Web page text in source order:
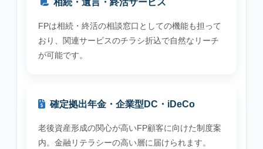
相続・遺言・終活サービス
FPは相続・終活の相談窓口としての機能も担って
おり、関連サービスのチラシ折込で自然なリーチ
が可能です。
確定拠出年金・企業型DC・iDeCo
老後資産形成の関心が高いFP顧客に向けた制度案
内。金融リテラシーの高い層に届けられます。